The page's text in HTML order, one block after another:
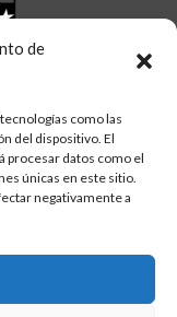
de
como las
del dispositivo. El
procesar datos como el
únicas en este sitio.
negativamente a